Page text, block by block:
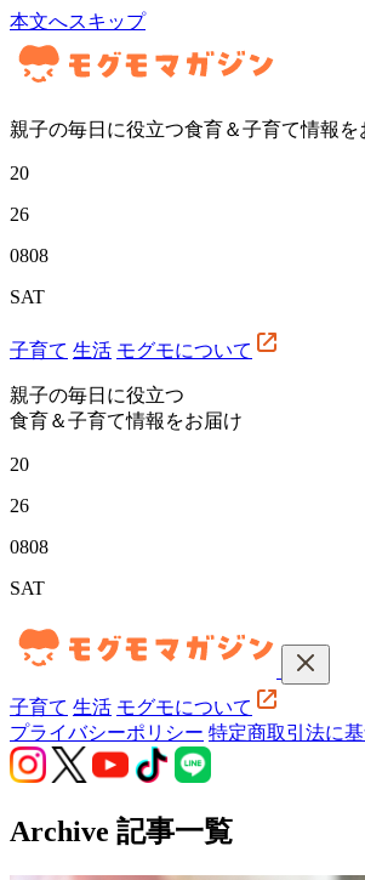
本文へスキップ
親子の毎日に役立つ食育＆子育て情報を
20
26
0808
SAT
子育て 生活 モグモについて
親子の毎日に役立つ
食育＆子育て情報をお届け
20
26
0808
SAT
子育て 生活 モグモについて
プライバシーポリシー 特定商取引法に
Archive 記事一覧